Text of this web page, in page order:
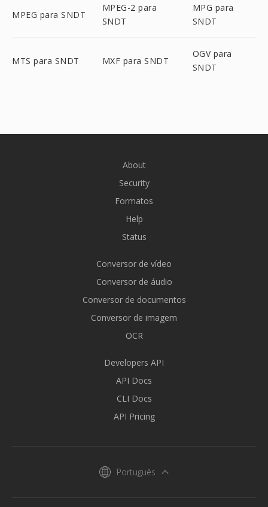
MPEG para SNDT
MPEG-2 para
SNDT
MPG para
SNDT
MTS para SNDT MXF para SNDT
OGV para
SNDT
About
Security
Formatos
Help
Status
Conversor de vídeo
Conversor de áudio
Conversor de documentos
Conversor de imagem
OCR
Developers API
API Docs
CLI Docs
API Pricing
Português